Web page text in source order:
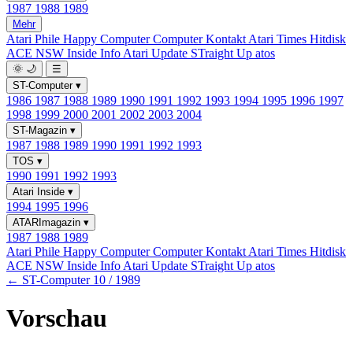
1987 1988 1989
Mehr
Atari Phile Happy ComputerComputer Kontakt Atari Times Hitdisk
ACE NSW Inside Info Atari Update STraight Up atos
🌞 🌙
☰
ST-Computer ▾
1986 1987 1988 1989 1990 1991 1992 1993 1994 1995 1996 1997
1998 1999 2000 2001 2002 2003 2004
ST-Magazin ▾
1987 1988 1989 1990 1991 1992 1993
TOS ▾
1990 1991 1992 1993
Atari Inside ▾
1994 1995 1996
ATARImagazin ▾
1987 1988 1989
Atari Phile Happy ComputerComputer Kontakt Atari Times Hitdisk
ACE NSW Inside Info Atari Update STraight Up atos
← ST-Computer 10 / 1989
Vorschau